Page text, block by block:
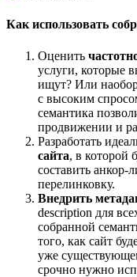
Как использовать
Оценить
услуги, которые
ищут? Или
с высоким
семантика
продвижении и
Разработать
сайта, в которой
составить
перелинковку.
Внедрить
description для
собранной
того, как сайт
уже
срочно нужно